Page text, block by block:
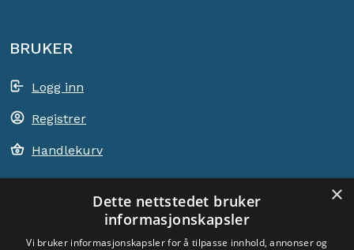
BRUKER
Logg inn
Registrer
Handlekurv
ACEM VERDEN OVER
×
Dette nettstedet bruker
informasjonskapsler
Vi bruker informasjonskapsler for å tilpasse innhold, annonser og